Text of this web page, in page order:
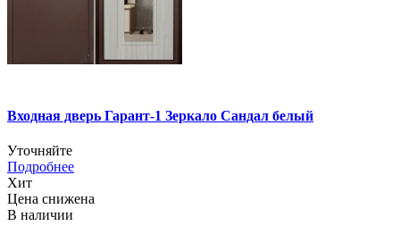
Входная дверь Гарант-1 Зеркало Сандал белый
Уточняйте
Подробнее
Хит
Цена снижена
В наличии